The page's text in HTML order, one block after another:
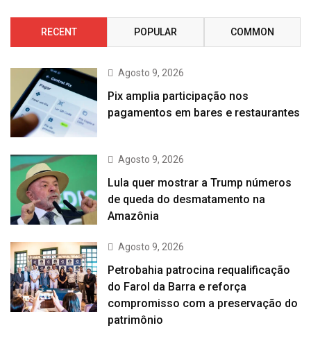
RECENT POPULAR COMMON
Agosto 9, 2026
Pix amplia participação nos
pagamentos em bares e restaurantes
Agosto 9, 2026
Lula quer mostrar a Trump números
de queda do desmatamento na
Amazônia
Agosto 9, 2026
Petrobahia patrocina requalificação
do Farol da Barra e reforça
compromisso com a preservação do
patrimônio